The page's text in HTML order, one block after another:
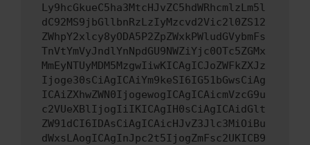
Ly9hcGkueC5ha3MtcHJvZC5hdWRhcmlzLm5l
dC92MS9jbGllbnRzLzIyMzcvd2Vic2l0ZS12
ZWhpY2xlcy8yODA5P2ZpZWxkPWludGVybmFs
TnVtYmVyJndlYnNpdGU9NWZiYjc0OTc5ZGMx
MmEyNTUyMDM5MzgwIiwKICAgICJoZWFkZXJz
Ijoge30sCiAgICAiYm9keSI6IG51bGwsCiAg
ICAiZXhwZWN0IjogewogICAgICAicmVzcG9u
c2VUeXBlIjogIiIKICAgIH0sCiAgICAidGlt
ZW91dCI6IDAsCiAgICAicHJvZ3Jlc3MiOiBu
dWxsLAogICAgInJpc2t5IjogZmFsc2UKICB9